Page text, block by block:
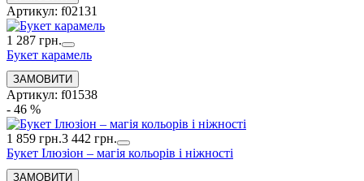
Артикул: f02131
1 287 грн.
Букет карамель
Артикул: f01538
- 46 %
1 859 грн.3 442 грн.
Букет Ілюзіон – магія кольорів і ніжності